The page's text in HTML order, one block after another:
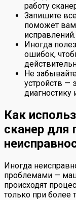
работу
Запишите
поможет вам
исправлений.
Иногда
ошибок,
Не
устройств —
Как
сканер для
Иногда
проблемами —
происходят
только при более